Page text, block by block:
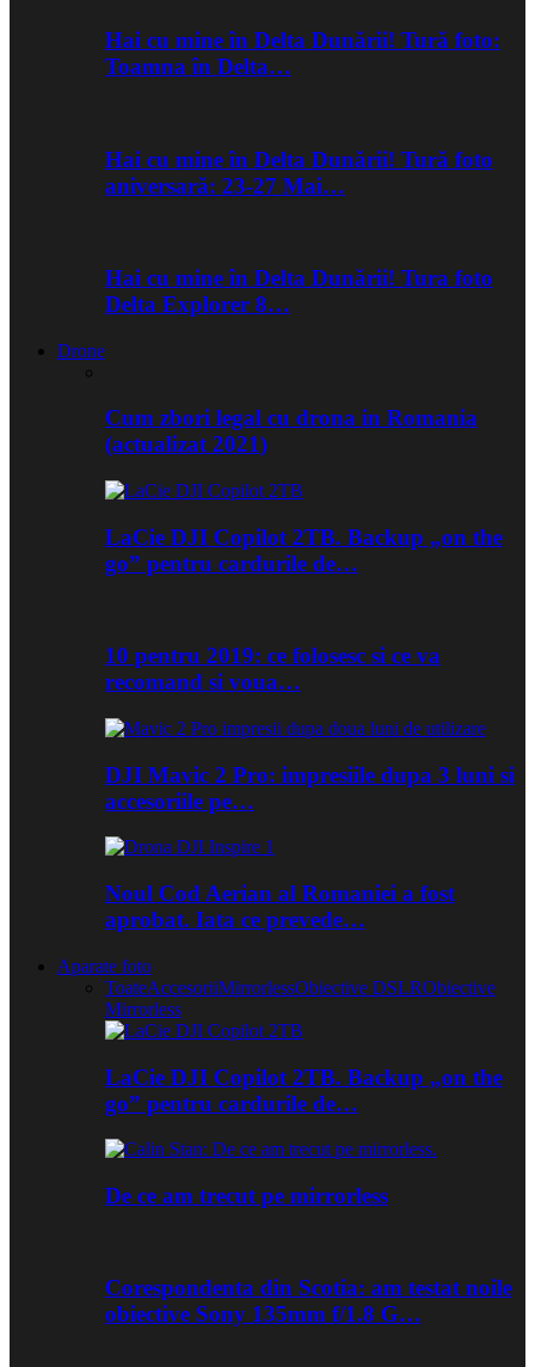
Hai cu mine în Delta Dunării! Tură foto:
Toamna în Delta…
Hai cu mine în Delta Dunării! Tură foto
aniversară: 23-27 Mai…
Hai cu mine în Delta Dunării! Tura foto
Delta Explorer 8…
Drone
Cum zbori legal cu drona in Romania
(actualizat 2021)
LaCie DJI Copilot 2TB. Backup „on the
go” pentru cardurile de…
10 pentru 2019: ce folosesc si ce va
recomand si voua…
DJI Mavic 2 Pro: impresiile dupa 3 luni si
accesoriile pe…
Noul Cod Aerian al Romaniei a fost
aprobat. Iata ce prevede…
Aparate foto
ToateAccesoriiMirrorlessObiective DSLRObiective
Mirrorless
LaCie DJI Copilot 2TB. Backup „on the
go” pentru cardurile de…
De ce am trecut pe mirrorless
Corespondenta din Scotia: am testat noile
obiective Sony 135mm f/1.8 G…